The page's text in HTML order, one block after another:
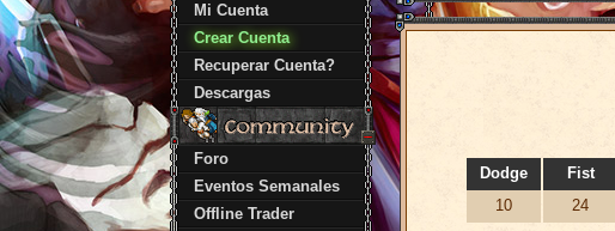
Mi Cuenta
Crear Cuenta
Recuperar Cuenta?
Descargas
Foro
Eventos Semanales
Offline Trader
Dodge
10
Fist
24